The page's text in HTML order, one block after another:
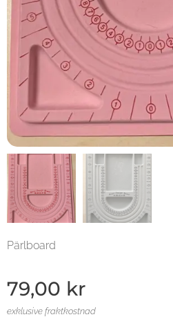
Pärlboard
79,00 kr
exklusive fraktkostnad